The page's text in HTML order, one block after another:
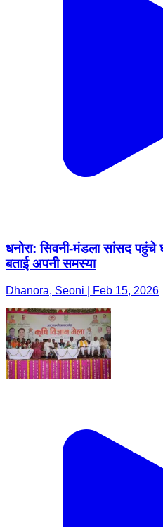
धनोरा: सिवनी-मंडला सांसद पहुंचे
बताई अपनी समस्या
Dhanora, Seoni | Feb 15, 2026